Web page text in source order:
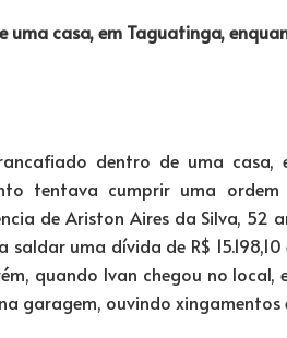
uma casa, em Taguatinga,
dentro de uma casa,
tentava cumprir uma
de Ariston Aires da Silva, 52
uma dívida de R$
quando Ivan chegou no
garagem, ouvindo xingamentos